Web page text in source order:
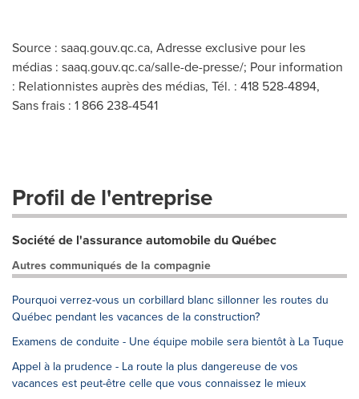
Source : saaq.gouv.qc.ca, Adresse exclusive pour les
médias : saaq.gouv.qc.ca/salle-de-presse/; Pour information
: Relationnistes auprès des médias, Tél. : 418 528-4894,
Sans frais : 1 866 238-4541
Profil de l'entreprise
Société de l'assurance automobile du Québec
Autres communiqués de la compagnie
Pourquoi verrez-vous un corbillard blanc sillonner les routes du
Québec pendant les vacances de la construction?
Examens de conduite - Une équipe mobile sera bientôt à La Tuque
Appel à la prudence - La route la plus dangereuse de vos
vacances est peut-être celle que vous connaissez le mieux